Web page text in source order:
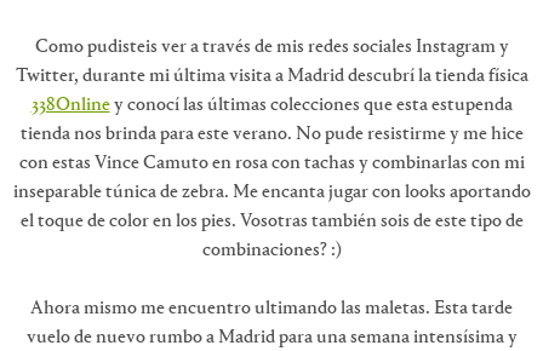
Como pudisteis ver a través de mis redes sociales Instagram y
Twitter, durante mi última visita a Madrid descubrí la tienda física
338Onliney conocí las últimas colecciones que esta estupenda
tienda nos brinda para este verano. No pude resistirme y me hice
con estas Vince Camuto en rosa con tachas y combinarlas con mi
inseparable túnica de zebra. Me encanta jugar con looks aportando
el toque de color en los pies. Vosotras también sois de este tipo de
combinaciones? :)
Ahora mismo me encuentro ultimando las maletas. Esta tarde
vuelo de nuevo rumbo a Madrid para una semana intensísima y